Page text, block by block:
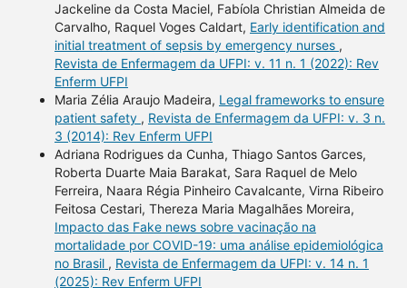
Jackeline da Costa Maciel, Fabíola Christian Almeida de
Carvalho, Raquel Voges Caldart, Early identification and
initial treatment of sepsis by emergency nurses ,
Revista de Enfermagem da UFPI: v. 11 n. 1 (2022): Rev
Enferm UFPI
Maria Zélia Araujo Madeira, Legal frameworks to ensure
patient safety , Revista de Enfermagem da UFPI: v. 3 n.
3 (2014): Rev Enferm UFPI
Adriana Rodrigues da Cunha, Thiago Santos Garces,
Roberta Duarte Maia Barakat, Sara Raquel de Melo
Ferreira, Naara Régia Pinheiro Cavalcante, Virna Ribeiro
Feitosa Cestari, Thereza Maria Magalhães Moreira,
Impacto das Fake news sobre vacinação na
mortalidade por COVID-19: uma análise epidemiológica
no Brasil , Revista de Enfermagem da UFPI: v. 14 n. 1
(2025): Rev Enferm UFPI